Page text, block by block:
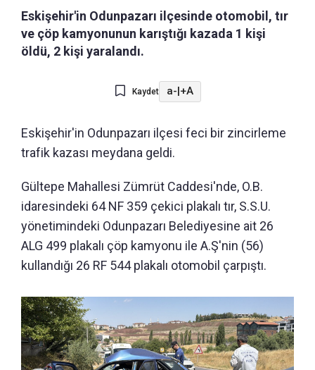
Eskişehir'in Odunpazarı ilçesinde otomobil, tır
ve çöp kamyonunun karıştığı kazada 1 kişi
öldü, 2 kişi yaralandı.
Kaydet a-|+A
Eskişehir'in Odunpazarı ilçesi feci bir zincirleme
trafik kazası meydana geldi.
Gültepe Mahallesi Zümrüt Caddesi'nde, O.B.
idaresindeki 64 NF 359 çekici plakalı tır, S.S.U.
yönetimindeki Odunpazarı Belediyesine ait 26
ALG 499 plakalı çöp kamyonu ile A.Ş'nin (56)
kullandığı 26 RF 544 plakalı otomobil çarpıştı.